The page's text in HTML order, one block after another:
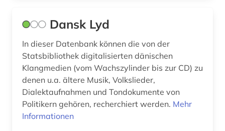
zeitungsartikel (2)
ökologie (1)
österreich (2)
Dansk Lyd
In dieser Datenbank können die von der
Statsbibliothek digitalisierten dänischen
Klangmedien (vom Wachszylinder bis zur CD) zu
denen u.a. ältere Musik, Volkslieder,
Dialektaufnahmen und Tondokumente von
Politikern gehören, recherchiert werden. Mehr
Informationen